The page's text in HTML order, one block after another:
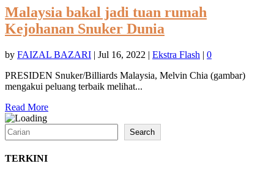
Malaysia bakal jadi tuan rumah
Kejohanan Snuker Dunia
by FAIZAL BAZARI | Jul 16, 2022 | Ekstra Flash | 0
PRESIDEN Snuker/Billiards Malaysia, Melvin Chia (gambar)
mengakui peluang terbaik melihat...
Read More
Search Search
TERKINI